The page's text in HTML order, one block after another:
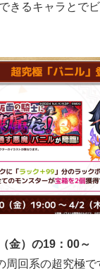
きるキャラとで
金）の19：00～
周回系の超究極で